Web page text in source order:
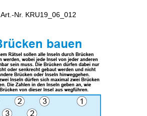
Art.-Nr. KRU19_06_012